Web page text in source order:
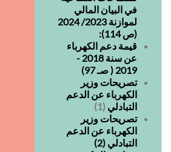
في البيان المالي
لموازنة 2023/ 2024
(ص 114):
قيمة دعم الكهرباء
عن سنة 2018 -
2019 ( صـ 97)
تصريحات وزير
الكهرباء عن الدعم
التبادلي (1)
تصريحات وزير
الكهرباء عن الدعم
التبادلي (2)